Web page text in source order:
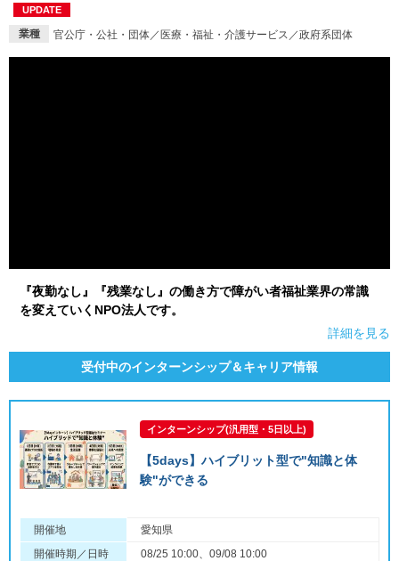
業種 官公庁・公社・団体／医療・福祉・介護サービス／政府系団体
UPDATE
『夜勤なし』『残業なし』の働き方で障がい者福祉業界の常識
を変えていくNPO法人です。
詳細を見る
受付中のインターンシップ＆キャリア情報
インターンシップ(汎用型・5日以上)
【5days】ハイブリット型で"知識と体
験"ができる
開催地
愛知県
開催時期／日時
08/25 10:00、09/08 10:00